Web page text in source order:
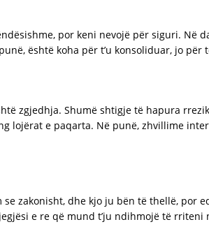
por keni nevojë për siguri. Në
është koha për t’u konsoliduar, jo
zgjedhja. Shumë shtigje të hapura
lojërat e paqarta. Në punë, zhvillime
zakonisht, dhe kjo ju bën të thellë, por
e re që mund t’ju ndihmojë të rriteni